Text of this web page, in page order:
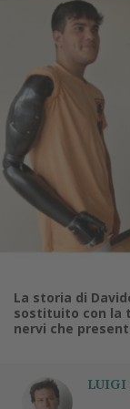
La storia di
sostituito con la
nervi che
LUIGI